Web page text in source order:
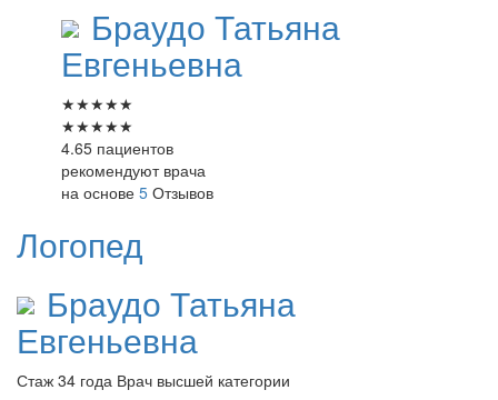
Браудо Татьяна
Евгеньевна
★★★★★
★★★★★
4.65 пациентов
рекомендуют врача
на основе 5 Отзывов
Логопед
Браудо Татьяна
Евгеньевна
Стаж 34 года Врач высшей категории